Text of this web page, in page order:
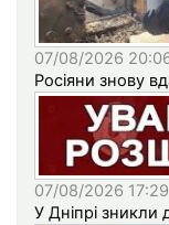
07/08/2026
Росіяни знову
07/08/2026 17:29
У Дніпрі зникли